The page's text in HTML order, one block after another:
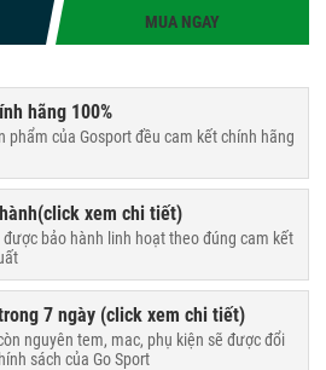
MUA NGAY
hãng 100%
phẩm của Gosport đều cam kết chính hãng
click xem chi tiết)
được bảo hành linh hoạt theo đúng cam kết
7 ngày (click xem chi tiết)
nguyên tem, mac, phụ kiện sẽ được đổi
sách của Go Sport